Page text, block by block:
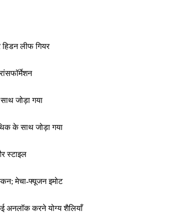
हिडन लीफ गियर
जोड़ा गया
के साथ जोड़ा गया
स्टाइल
मेचा-फ्यूजन इमोट
अनलॉक करने योग्य शैलियाँ